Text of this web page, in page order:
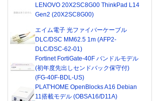
LENOVO 20X2SC8G00 ThinkPad L14
Gen2 (20X2SC8G00)
エイム電子 光ファイバーケーブル
DLC/DSC MM62.5 1m (AFP2-
DLC/DSC-62-01)
Fortinet FortiGate-40F バンドルモデル
(初年度先出しセンドバック保守付)
(FG-40F-BDL-US)
PLAT'HOME OpenBlocks A16 Debian
11搭載モデル (OBSA16/D11A)